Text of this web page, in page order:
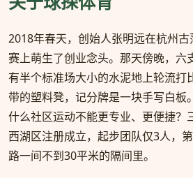
2018年春天，创始人张明远在杭州
赛上萌生了创业念头。那天傍晚，六
有半个标准场大小的水泥地上轮流打
带的塑料凳，记分牌是一块手写白板
什么社区运动不能更专业、更便捷？
西湖区注册成立，起步团队仅3人，
路一间不到30平米的隔间里。